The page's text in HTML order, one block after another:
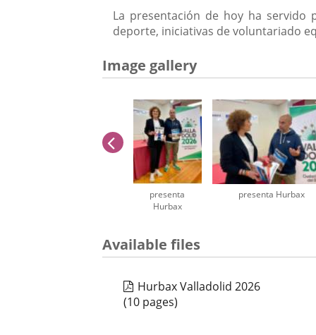
La presentación de hoy ha servido
deporte, iniciativas de voluntariado
Image gallery
presenta
Hurbax
presenta Hurbax
of
previus
Available files
Hurbax Valladolid 2026
(10 pages)